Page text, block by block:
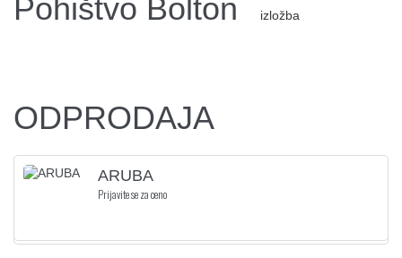
Pohištvo Bolton izložba
ODPRODAJA
ARUBA
Prijavite se za ceno